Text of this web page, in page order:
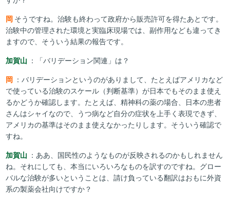
岡 そうですね。治験も終わって政府から販売許可を得たあとです。
治験中の管理された環境と実臨床現場では、副作用なども違ってき
ますので、そういう結果の報告です。
加賀山 ：「バリデーション関連」は？
岡 ：バリデーションというのがありまして、たとえばアメリカなど
で使っている治験のスケール（判断基準）が日本でもそのまま使え
るかどうか確認します。たとえば、精神科の薬の場合、日本の患者
さんはシャイなので、うつ病など自分の症状を上手く表現できず、
アメリカの基準はそのまま使えなかったりします。そういう確認で
すね。
加賀山 ：ああ、国民性のようなものが反映されるのかもしれません
ね。それにしても、本当にいろいろなものを訳すのですね。グロー
バルな治験が多いということは、請け負っている翻訳はおもに外資
系の製薬会社向けですか？